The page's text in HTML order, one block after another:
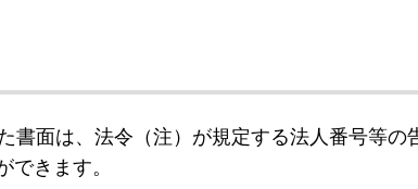
書面は、法令（注）が規定する法人番号等の
できます。